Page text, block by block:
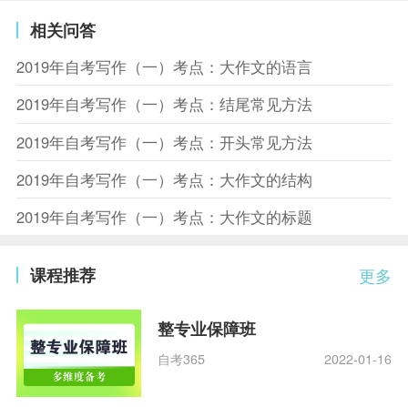
相关问答
2019年自考写作（一）考点：大作文的语言
2019年自考写作（一）考点：结尾常见方法
2019年自考写作（一）考点：开头常见方法
2019年自考写作（一）考点：大作文的结构
2019年自考写作（一）考点：大作文的标题
更多
课程推荐
整专业保障班
自考365 2022-01-16